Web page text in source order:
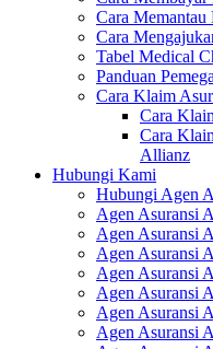
Cara
Cara
Tabel Medical
Panduan
Cara Klaim
Cara
Cara
Allianz
Hubungi Kami
Hubungi Agen
Agen Asuransi
Agen Asuransi
Agen Asuransi
Agen Asuransi
Agen Asuransi
Agen Asuransi
Agen Asuransi